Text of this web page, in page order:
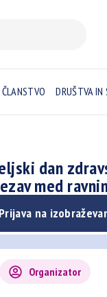
ČLANSTVO DRUŠTVA IN
dan
med
na
Organizator